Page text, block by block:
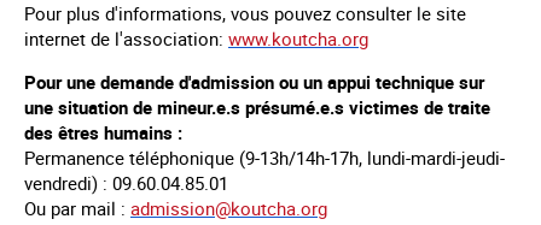
Pour plus d'informations, vous pouvez consulter le site
internet de l'association: www.koutcha.org
Pour une demande d'admission ou un appui technique sur
une situation de mineur.e.s présumé.e.s victimes de traite
des êtres humains :
Permanence téléphonique (9-13h/14h-17h, lundi-mardi-jeudi-
vendredi) : 09.60.04.85.01
Ou par mail : admission@koutcha.org